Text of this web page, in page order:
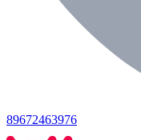
89672463976